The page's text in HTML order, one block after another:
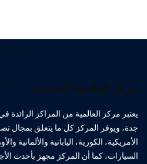
مركز العالمية الحديث
يعتبر مركز العالمية من المراكز
جدة، ويوفر المركز كل ما يتعلق بمجال
الأمريكية، الكورية، اليابانية والألمانية
السيارات، كما أن المركز مجهز بأحدث